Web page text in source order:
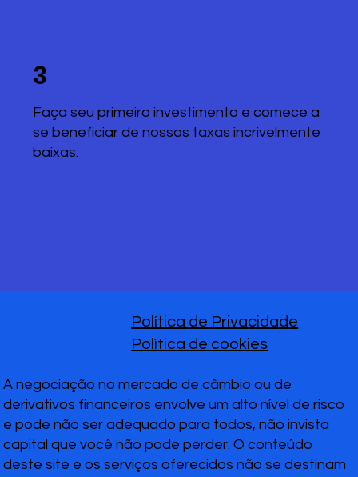
3
Faça seu primeiro investimento e comece a
se beneficiar de nossas taxas incrivelmente
baixas.
A negociação no mercado de câmbio ou de
derivativos financeiros envolve um alto nível de risco
e pode não ser adequado para todos, não invista
capital que você não pode perder. O conteúdo
deste site e os serviços oferecidos não se destinam
Política de Privacidade
Política de cookies